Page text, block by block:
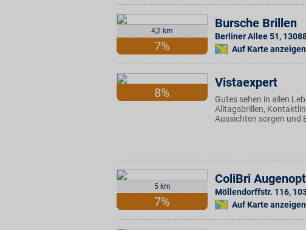
4,2 km
7%
Bursche Brillen
Berliner Allee 51,
Auf Karte anzeigen
8%
Vistaexpert
Gutes sehen in allen
Alltagsbrillen,
Aussichten sorgen und
5 km
7%
ColiBri
Möllendorffstr. 116,
Auf Karte anzeigen